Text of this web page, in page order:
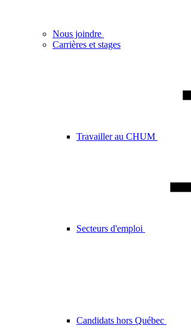
Nous joindre
Carrières et stages
Travailler au CHUM
Secteurs d'emploi
Candidats hors Québec